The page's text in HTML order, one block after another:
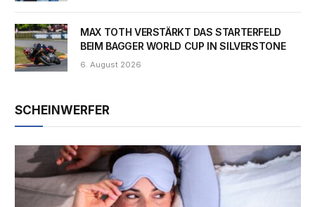
MAX TOTH VERSTÄRKT DAS STARTERFELD
BEIM BAGGER WORLD CUP IN SILVERSTONE
6. August 2026
SCHEINWERFER